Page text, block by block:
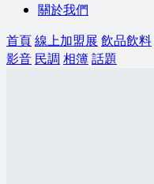
關於我們
首頁線上加盟展 飲品飲料
影音 民調 相簿話題